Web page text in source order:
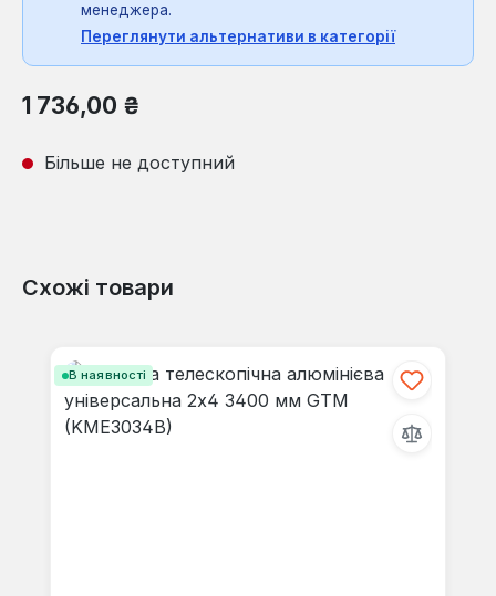
менеджера.
Переглянути альтернативи в категорії
Звичайна ціна:
1 736,00 ₴
Більше не доступний
Схожі товари
В наявності